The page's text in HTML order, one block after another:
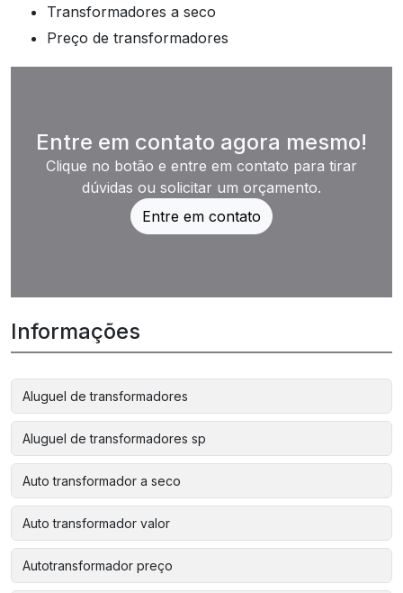
transformadores a seco
preço de transformadores
Entre em contato agora mesmo!
Clique no botão e entre em contato para tirar
dúvidas ou solicitar um orçamento.
Entre em contato
Informações
Aluguel de transformadores
Aluguel de transformadores sp
Auto transformador a seco
Auto transformador valor
Autotransformador preço